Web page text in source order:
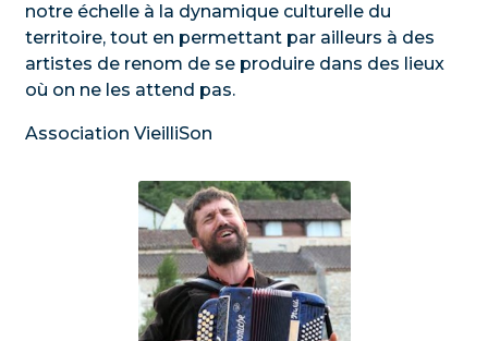
notre échelle à la dynamique culturelle du
territoire, tout en permettant par ailleurs à des
artistes de renom de se produire dans des lieux
où on ne les attend pas.
Association VieilliSon